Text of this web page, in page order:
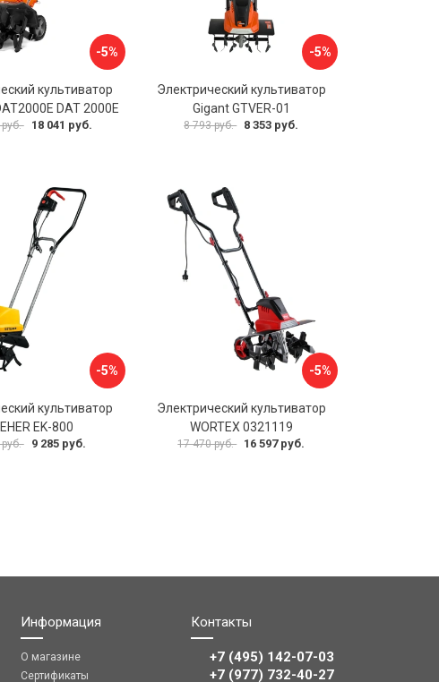
-5%
культиватор
DAT 2000E
руб. 18 041 руб.
-5%
Электрический культиватор
Gigant GTVER-01
8 793 руб. 8 353 руб.
-5%
культиватор
EK-800
руб. 9 285 руб.
-5%
Электрический культиватор
WORTEX 0321119
17 470 руб. 16 597 руб.
Информация
О магазине
Сертификаты
Контакты
+7 (495) 142-07-03
‎‎+7 (977) 732-40-27